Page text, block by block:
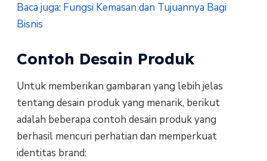
Baca juga: Fungsi Kemasan dan Tujuannya Bagi
Bisnis
Contoh Desain Produk
Untuk memberikan gambaran yang lebih jelas
tentang desain produk yang menarik, berikut
adalah beberapa contoh desain produk yang
berhasil mencuri perhatian dan memperkuat
identitas brand: